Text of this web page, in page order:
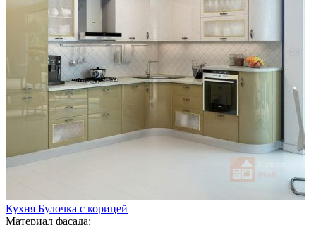
Кухня Булочка с корицей
Материал фасада: